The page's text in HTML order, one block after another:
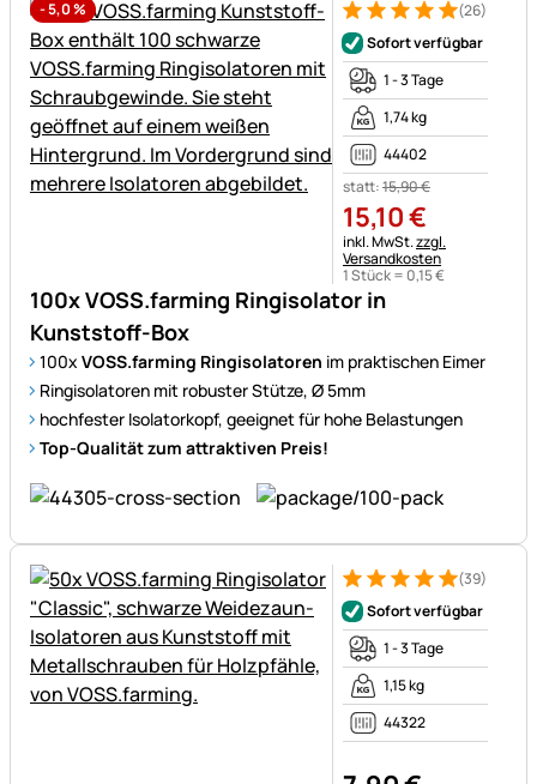
-5,0%
100x VOSS.farming Ringisolator in
Kunststoff-Box
100x VOSS.farming Ringisolatoren im praktischen Eimer
Ringisolatoren mit robuster Stütze, Ø 5mm
hochfester Isolatorkopf, geeignet für hohe Belastungen
Top-Qualität zum attraktiven Preis!
Bewertung: 5 von 5 (26
26 Bewertungen (26)
Sofort verfügbar
1 - 3 Tage
1,74 kg
44402
statt:15,90€
15,10€
Steuerhinweis:
inkl. MwSt.zzgl.
Versandkosten
1 Stück = 0,15€
Bewertung: 5 von 5 (39
39 Bewertungen (39)
Sofort verfügbar
1 - 3 Tage
1,15 kg
44322